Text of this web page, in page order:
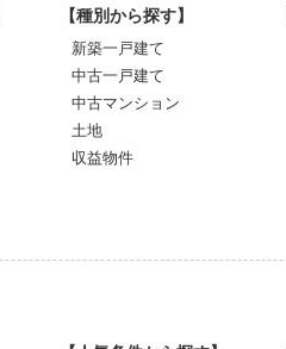
【種別から探す】
新築一戸建て
中古一戸建て
中古マンション
土地
収益物件